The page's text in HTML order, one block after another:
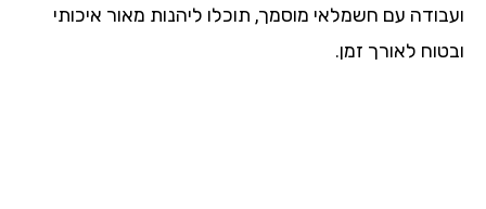
עם חשמלאי מוסמך, תוכלו ליהנות מאור איכותי
לאורך זמן.